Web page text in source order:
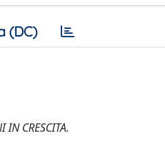
(DC)
CRESCITA.